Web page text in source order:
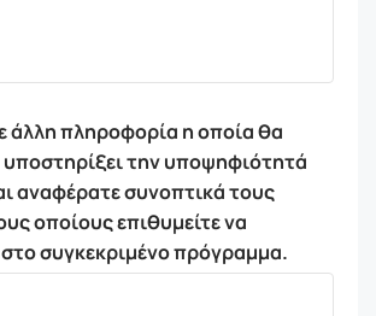
άλλη πληροφορία η οποία θα
την υποψηφιότητά
αναφέρατε συνοπτικά τους
οποίους επιθυμείτε να
συγκεκριμένο πρόγραμμα.